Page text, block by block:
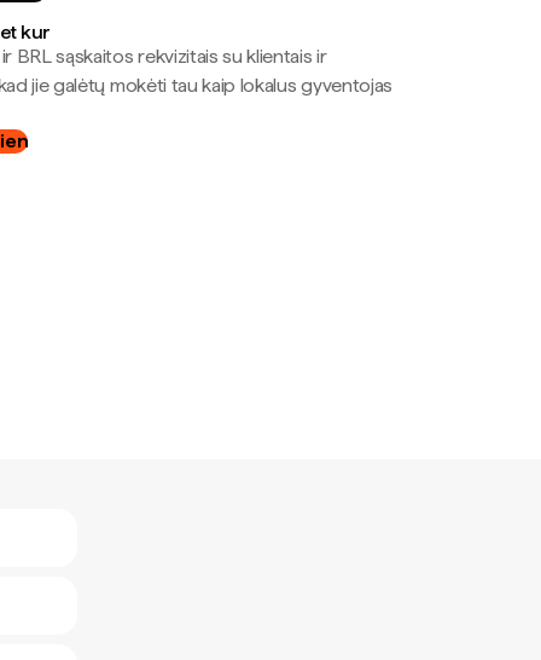
kur
ir BRL sąskaitos rekvizitais su klientais ir
jie galėtų mokėti tau kaip lokalus gyventojas